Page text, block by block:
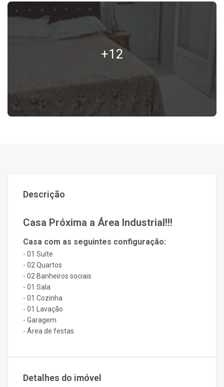
+12
Descrição
Casa Próxima a Área Industrial!!!
Casa com as seguintes configuração:
- 01 Suíte
- 02 Quartos
- 02 Banheiros sociais
- 01 Sala
- 01 Cozinha
- 01 Lavação
- Garagem
- Área de festas
Detalhes do imóvel